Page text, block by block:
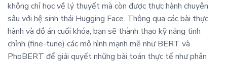
không chỉ học về lý thuyết mà còn được thực hành chuyên
sâu với hệ sinh thái Hugging Face. Thông qua các bài thực
hành và đồ án cuối khóa, bạn sẽ thành thạo kỹ năng tinh
chỉnh (fine-tune) các mô hình mạnh mẽ như BERT và
PhoBERT để giải quyết những bài toán thực tế như phân